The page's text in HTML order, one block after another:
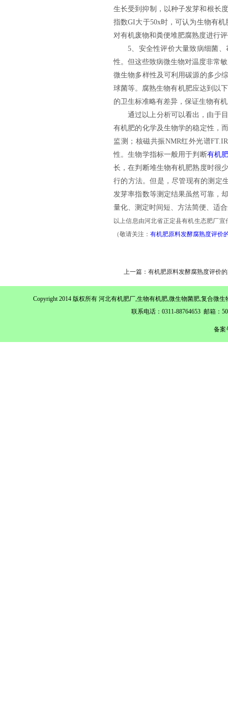
生长受到抑制，以种子发芽和根长
指数GI大于50x时，可认为生物有机
对有机废物和粪便堆肥腐熟度进行
5、 安全性评价大量致病细菌
性。但这些致病微生物对温度非常
微生物多样性及可利用碳源的多少
球菌等。腐熟生物有机肥应达到以
的卫生标准略有差异，保证生物有
通过以上分析可以看出，由于
有机肥的化学及生物学的稳定性，
监测；核磁共振NMR红外光谱
性。生物学指标一般用于判断有机
长，在判断堆生物有机肥熟度时很
行的方法。但是，尽管现有的测定
发芽率指数等测定结果虽然可靠，
量化、测定时间短、方法简便、适
以上信息由河北省正定县有机生态肥厂宣
（敬请关注： 有机肥原料发酵腐熟度评价
上一篇：有机肥原料发酵腐熟度评价
Copyright 2014 版权所有 河北有机肥厂,生物有机肥,微生物菌肥,复合
联系电话：0311-88764653 邮箱：
备案